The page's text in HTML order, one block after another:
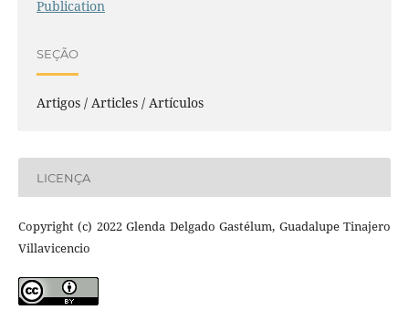
Publication
SEÇÃO
Artigos / Articles / Artículos
LICENÇA
Copyright (c) 2022 Glenda Delgado Gastélum, Guadalupe Tinajero
Villavicencio